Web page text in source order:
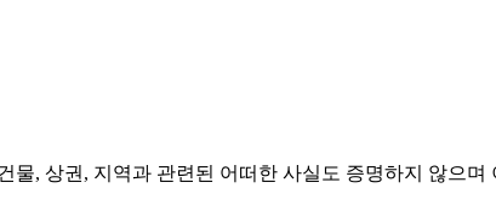
물, 상권, 지역과 관련된 어떠한 사실도 증명하지 않으